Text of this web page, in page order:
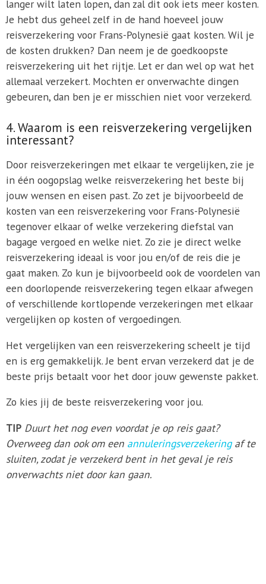
langer wilt laten lopen, dan zal dit ook iets meer kosten.
Je hebt dus geheel zelf in de hand hoeveel jouw
reisverzekering voor Frans-Polynesië gaat kosten. Wil je
de kosten drukken? Dan neem je de goedkoopste
reisverzekering uit het rijtje. Let er dan wel op wat het
allemaal verzekert. Mochten er onverwachte dingen
gebeuren, dan ben je er misschien niet voor verzekerd.
4. Waarom is een reisverzekering vergelijken
interessant?
Door reisverzekeringen met elkaar te vergelijken, zie je
in één oogopslag welke reisverzekering het beste bij
jouw wensen en eisen past. Zo zet je bijvoorbeeld de
kosten van een reisverzekering voor Frans-Polynesië
tegenover elkaar of welke verzekering diefstal van
bagage vergoed en welke niet. Zo zie je direct welke
reisverzekering ideaal is voor jou en/of de reis die je
gaat maken. Zo kun je bijvoorbeeld ook de voordelen van
een doorlopende reisverzekering tegen elkaar afwegen
of verschillende kortlopende verzekeringen met elkaar
vergelijken op kosten of vergoedingen.
Het vergelijken van een reisverzekering scheelt je tijd
en is erg gemakkelijk. Je bent ervan verzekerd dat je de
beste prijs betaalt voor het door jouw gewenste pakket.
Zo kies jij de beste reisverzekering voor jou.
TIP Duurt het nog even voordat je op reis gaat?
Overweeg dan ook om een annuleringsverzekeringaf te
sluiten, zodat je verzekerd bent in het geval je reis
onverwachts niet door kan gaan.